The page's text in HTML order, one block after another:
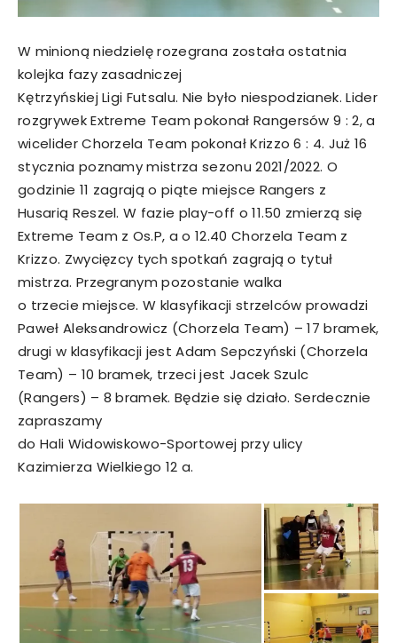
W minioną niedzielę rozegrana została ostatnia
kolejka fazy zasadniczej
Kętrzyńskiej Ligi Futsalu. Nie było niespodzianek. Lider
rozgrywek Extreme Team pokonał Rangersów 9 : 2, a
wicelider Chorzela Team pokonał Krizzo 6 : 4. Już 16
stycznia poznamy mistrza sezonu 2021/2022. O
godzinie 11 zagrają o piąte miejsce Rangers z
Husarią Reszel. W fazie play-off o 11.50 zmierzą się
Extreme Team z Os.P, a o 12.40 Chorzela Team z
Krizzo. Zwycięzcy tych spotkań zagrają o tytuł
mistrza. Przegranym pozostanie walka
o trzecie miejsce. W klasyfikacji strzelców prowadzi
Paweł Aleksandrowicz (Chorzela Team) – 17 bramek,
drugi w klasyfikacji jest Adam Sepczyński (Chorzela
Team) – 10 bramek, trzeci jest Jacek Szulc
(Rangers) – 8 bramek. Będzie się działo. Serdecznie
zapraszamy
do Hali Widowiskowo-Sportowej przy ulicy
Kazimierza Wielkiego 12 a.